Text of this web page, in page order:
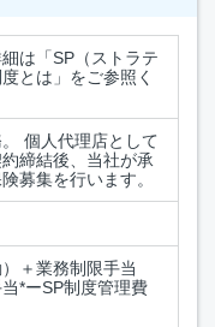
は「SP（ストラテ
とは」をご参照く
個人代理店として
締結後、当社が承
募集を行います。
＋業務制限手当
*ーSP制度管理費